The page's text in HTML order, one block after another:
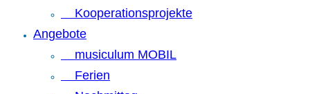
Kooperationsprojekte
Angebote
musiculum MOBIL
Ferien